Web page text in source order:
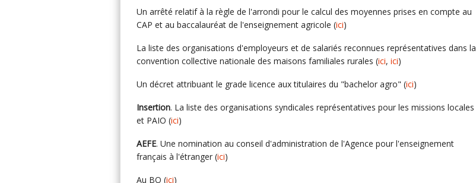
Un arrêté relatif à la règle de l'arrondi pour le calcul des moyennes prises en compte au
CAP et au baccalauréat de l'enseignement agricole (ici)
La liste des organisations d'employeurs et de salariés reconnues représentatives dans la
convention collective nationale des maisons familiales rurales (ici, ici)
Un décret attribuant le grade licence aux titulaires du "bachelor agro" (ici)
Insertion. La liste des organisations syndicales représentatives pour les missions locales
et PAIO (ici)
AEFE. Une nomination au conseil d'administration de l'Agence pour l'enseignement
français à l'étranger (ici)
Au BO (ici)